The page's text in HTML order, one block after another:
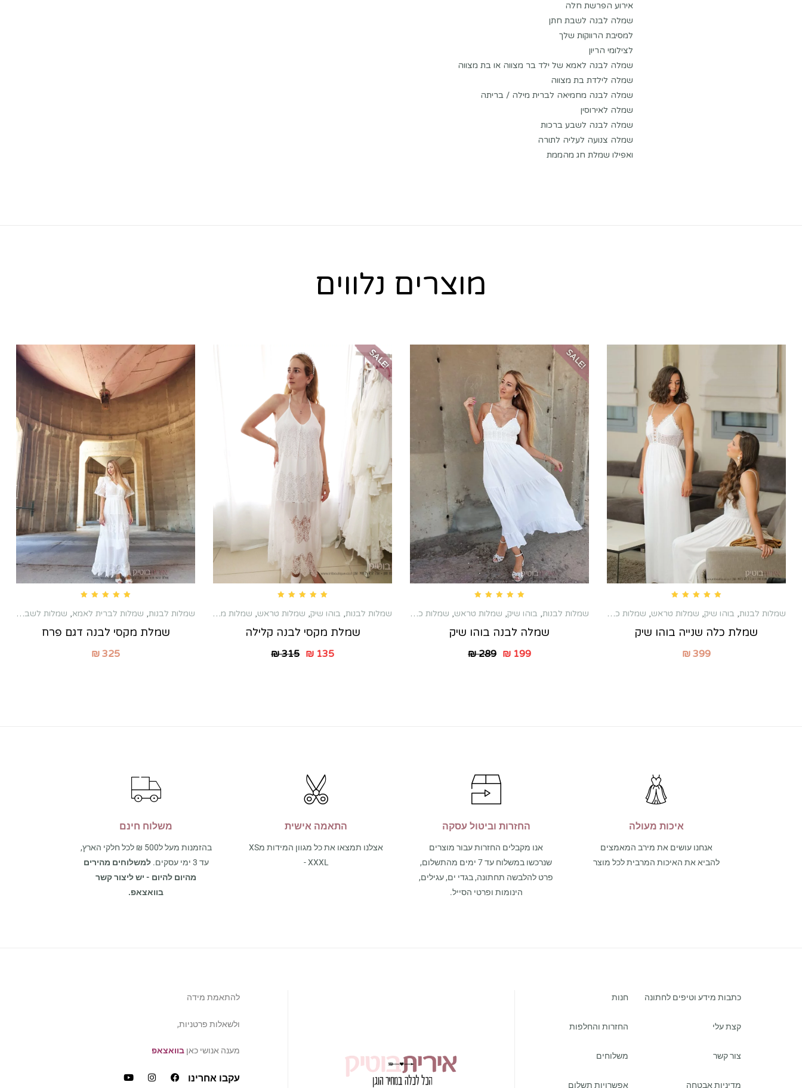
אירוע הפרשת חלה
שמלה לבנה לשבת חתן
למסיבת הרווקות שלך
לצילומי הריון
שמלה לבנה לאמא של ילד בר מצווה או בת מצווה
שמלה לילדת בת מצווה
שמלה לבנה מחמיאה לברית מילה / בריתה
שמלה לאירוסין
שמלה לבנה לשבע ברכות
שמלה צנועה לעליה לתורה
ואפילו שמלת חג מהממת
מוצרים נלווים
שמלות לבנות, בוהו שיק, שמלות טראש, שמלות כלה שניה ,שמלות מקסי
שמלת כלה שנייה בוהו שיק
₪ 399
SALE!
שמלות לבנות, בוהו שיק, שמלות טראש, שמלות כלה שניה ,שמלות מקסי
שמלה לבנה בוהו שיק
₪289 ₪199
SALE!
שמלות לבנות, בוהו שיק, שמלות טראש, שמלות מקסי
שמלת מקסי לבנה קלילה
₪315 ₪135
שמלות לבנות, שמלות לברית לאמא, שמלות לשבת חתן
שמלת מקסי לבנה דגם פרח
₪ 325
איכות מעולה
אנחנו עושים את מירב המאמצים
להביא את האיכות המרבית לכל מוצר
החזרות וביטול עסקה
אנו מקבלים החזרות עבור מוצרים
שנרכשו במשלוח עד 7 ימים מהתשלום,
פרט להלבשה תחתונה, בגדי ים, עגילים,
הינומות ופרטי הסייל.
התאמה אישית
אצלנו תמצאו את כל מגוון המידות מXS
- XXXL
משלוח חינם
בהזמנות מעל ל500 ₪ לכל חלקי הארץ,
עד 3 ימי עסקים.
למשלוחים מהירים
מהיום להיום - יש ליצור קשר
בוואצאפ.
כתבות מידע וטיפים לחתונה
קצת עלי
צור קשר
מדיניות אבטחה
חנות
החזרות והחלפות
משלוחים
אפשרויות תשלום
להתאמת מידה
ולשאלות פרטניות,
מענה אנושי כאן בוואצאפ
עקבו אחרינו